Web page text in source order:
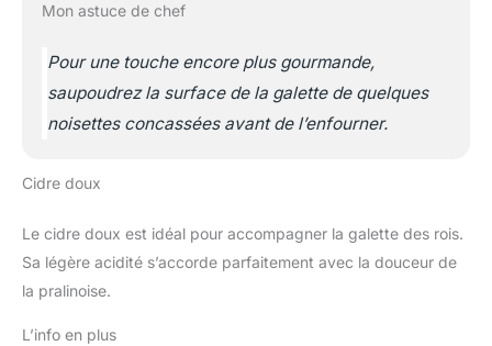
Mon astuce de chef
Pour une touche encore plus gourmande,
saupoudrez la surface de la galette de quelques
noisettes concassées avant de l’enfourner.
Cidre doux
Le cidre doux est idéal pour accompagner la galette des rois.
Sa légère acidité s’accorde parfaitement avec la douceur de
la pralinoise.
L’info en plus